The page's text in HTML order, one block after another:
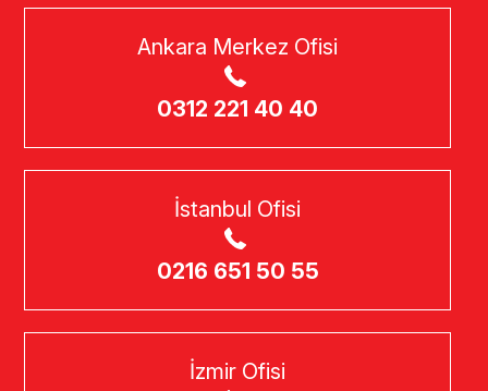
Ankara Merkez Ofisi
0312 221 40 40
İstanbul Ofisi
0216 651 50 55
İzmir Ofisi